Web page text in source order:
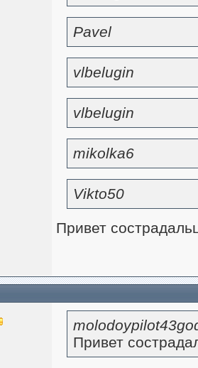
Pavel
vlbelugin
vlbelugin
mikolka6
Vikto50
Привет
Привет